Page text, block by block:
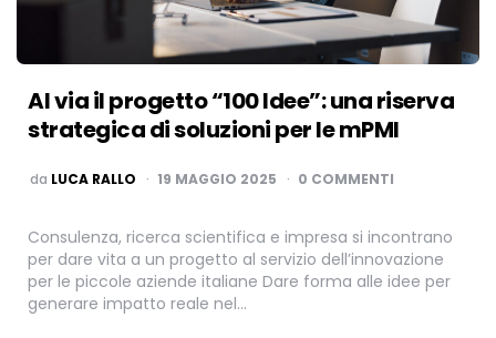
Al via il progetto “100 Idee”: una riserva
strategica di soluzioni per le mPMI
PUBBLICATO
da LUCA RALLO 19 MAGGIO 2025 0 COMMENTI
Consulenza, ricerca scientifica e impresa si incontrano
per dare vita a un progetto al servizio dell’innovazione
per le piccole aziende italiane Dare forma alle idee per
generare impatto reale nel…